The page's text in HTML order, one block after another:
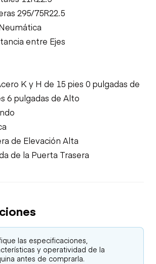
295/75R22.5
entre Ejes
K y H de 15 pies 0 pulgadas de
6 pulgadas de Alto
de Elevación Alta
de la Puerta Trasera
las especificaciones,
y operatividad de la
antes de comprarla.